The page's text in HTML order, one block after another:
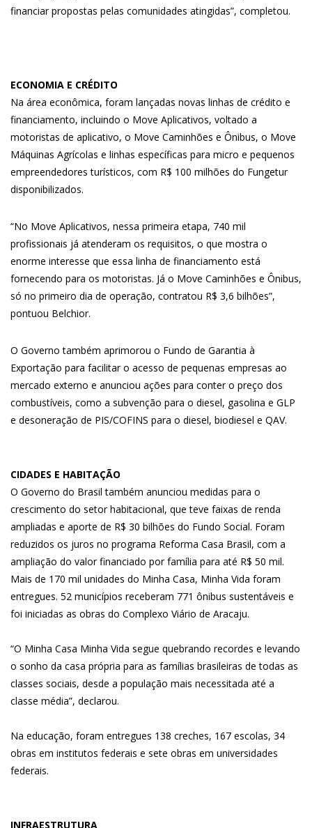
financiar propostas pelas comunidades atingidas”, completou.
ECONOMIA E CRÉDITO
Na área econômica, foram lançadas novas linhas de crédito e
financiamento, incluindo o Move Aplicativos, voltado a
motoristas de aplicativo, o Move Caminhões e Ônibus, o Move
Máquinas Agrícolas e linhas específicas para micro e pequenos
empreendedores turísticos, com R$ 100 milhões do Fungetur
disponibilizados.
“No Move Aplicativos, nessa primeira etapa, 740 mil
profissionais já atenderam os requisitos, o que mostra o
enorme interesse que essa linha de financiamento está
fornecendo para os motoristas. Já o Move Caminhões e Ônibus,
só no primeiro dia de operação, contratou R$ 3,6 bilhões”,
pontuou Belchior.
O Governo também aprimorou o Fundo de Garantia à
Exportação para facilitar o acesso de pequenas empresas ao
mercado externo e anunciou ações para conter o preço dos
combustíveis, como a subvenção para o diesel, gasolina e GLP
e desoneração de PIS/COFINS para o diesel, biodiesel e QAV.
CIDADES E HABITAÇÃO
O Governo do Brasil também anunciou medidas para o
crescimento do setor habitacional, que teve faixas de renda
ampliadas e aporte de R$ 30 bilhões do Fundo Social. Foram
reduzidos os juros no programa Reforma Casa Brasil, com a
ampliação do valor financiado por família para até R$ 50 mil.
Mais de 170 mil unidades do Minha Casa, Minha Vida foram
entregues. 52 municípios receberam 771 ônibus sustentáveis e
foi iniciadas as obras do Complexo Viário de Aracaju.
“O Minha Casa Minha Vida segue quebrando recordes e levando
o sonho da casa própria para as famílias brasileiras de todas as
classes sociais, desde a população mais necessitada até a
classe média”, declarou.
Na educação, foram entregues 138 creches, 167 escolas, 34
obras em institutos federais e sete obras em universidades
federais.
INFRAESTRUTURA